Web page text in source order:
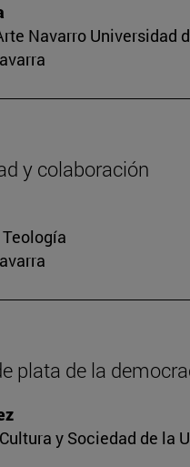
Navarro Universidad
y colaboración
plata de la
y Sociedad de la